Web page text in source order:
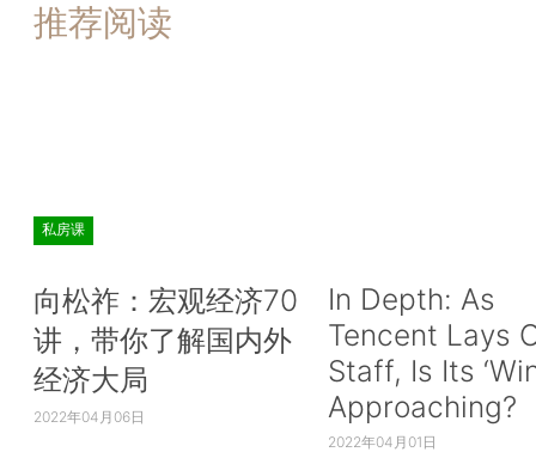
推荐阅读
私房课
向松祚：宏观经济70
讲，带你了解国内外
经济大局
2022年04月06日
In Depth: As
Tencent Lays
Staff, Is Its
Approaching?
2022年04月01日